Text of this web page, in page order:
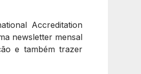
Accreditation
newsletter mensal
e também trazer